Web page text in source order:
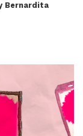
Bernardita